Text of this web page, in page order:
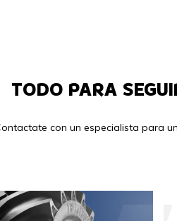
TODO PARA
con un especialista para